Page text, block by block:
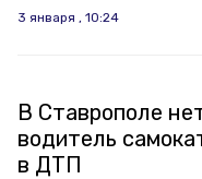
3 января , 10:24
В Ставрополе
водитель
в ДТП